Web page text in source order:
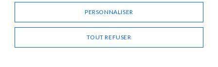
FacebookVimeo
PERSONNALISER
TOUT REFUSER